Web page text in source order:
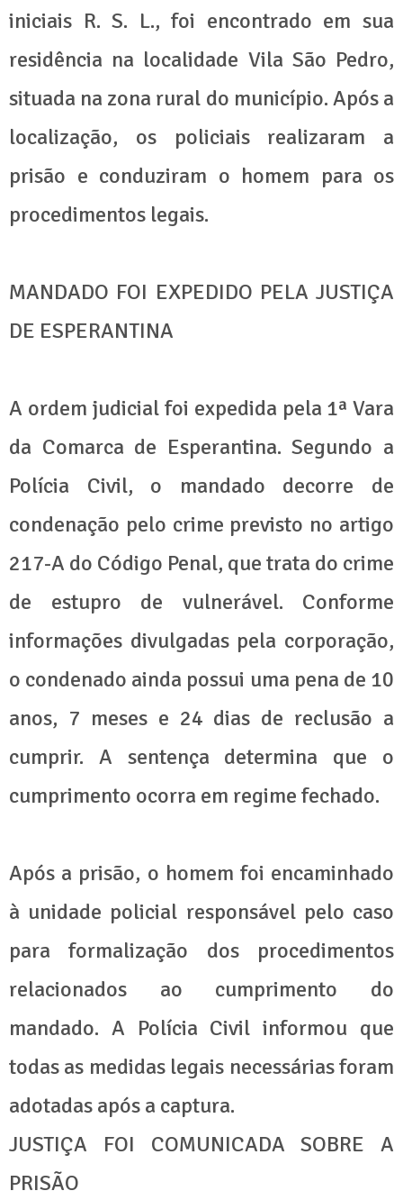
iniciais R. S. L., foi encontrado em sua
residência na localidade Vila São Pedro,
situada na zona rural do município. Após a
localização, os policiais realizaram a
prisão e conduziram o homem para os
procedimentos legais.
MANDADO FOI EXPEDIDO PELA JUSTIÇA
DE ESPERANTINA
A ordem judicial foi expedida pela 1ª Vara
da Comarca de Esperantina. Segundo a
Polícia Civil, o mandado decorre de
condenação pelo crime previsto no artigo
217-A do Código Penal, que trata do crime
de estupro de vulnerável. Conforme
informações divulgadas pela corporação,
o condenado ainda possui uma pena de 10
anos, 7 meses e 24 dias de reclusão a
cumprir. A sentença determina que o
cumprimento ocorra em regime fechado.
Após a prisão, o homem foi encaminhado
à unidade policial responsável pelo caso
para formalização dos procedimentos
relacionados ao cumprimento do
mandado. A Polícia Civil informou que
todas as medidas legais necessárias foram
adotadas após a captura.
JUSTIÇA FOI COMUNICADA SOBRE A
PRISÃO